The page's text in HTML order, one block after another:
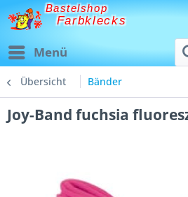
Bastelshop
Farbklecks
Menü
Übersicht Bänder
Joy-Band fuchsia